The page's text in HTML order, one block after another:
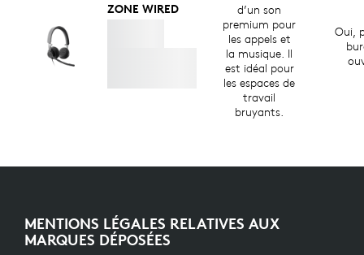
ZONE WIRED
d’un son
premium pour
les appels et
la musique. Il
est idéal pour
les espaces de
travail
bruyants.
Oui,
MENTIONS LÉGALES RELATIVES AUX
MARQUES DÉPOSÉES